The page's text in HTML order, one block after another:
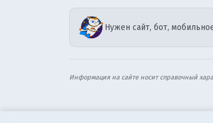
Нужен сайт, бот,
Информация на сайте носит справочный